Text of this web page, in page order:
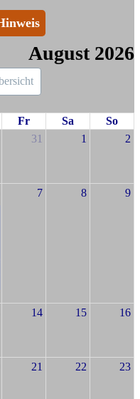
August 2026
Fr Sa
So
31 1 2
7 8 9
14 15 16
21 22 23